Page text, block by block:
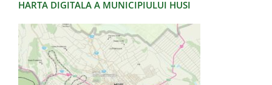
HARTA DIGITALA A MUNICIPIULUI HUSI